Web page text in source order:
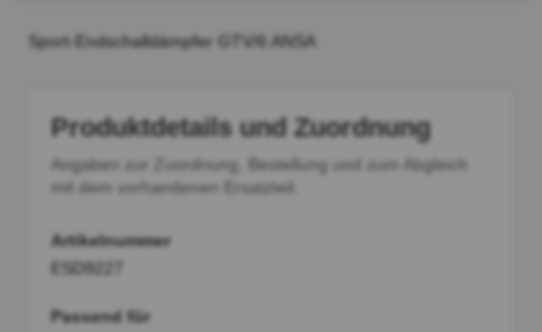
Sport-Endschalldämpfer GTV/6 ANSA
Produktdetails und Zuordnung
Angaben zur Zuordnung, Bestellung und zum Abgleich
mit dem vorhandenen Ersatzteil.
Artikelnummer
ESD9227
Passend für